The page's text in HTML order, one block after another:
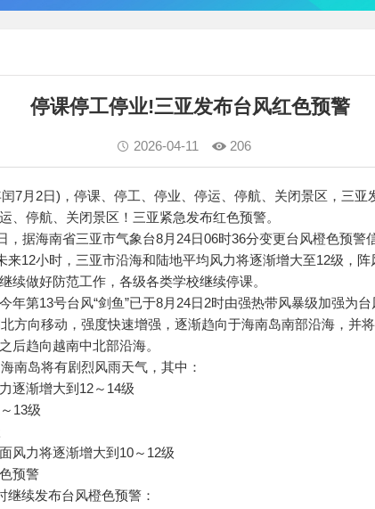
停课停工停业!三亚发布台风红色预警
2026-04-11 206
7月2日)，停课、停工、停业、停运、停航、关闭景区，三亚
停航、关闭景区！三亚紧急发布红色预警。
据海南省三亚市气象台8月24日06时36分变更台风橙色预警
来12小时，三亚市沿海和陆地平均风力将逐渐增大至12级，
续做好防范工作，各级各类学校继续停课。
第13号台风“剑鱼”已于8月24日2时由强热带风暴级加强为台
方向移动，强度快速增强，逐渐趋向于海南岛南部沿海，并
后趋向越南中北部沿海。
岛将有剧烈风雨天气，其中：
渐增大到12～14级
13级
力将逐渐增大到10～12级
预警
续发布台风橙色预警：